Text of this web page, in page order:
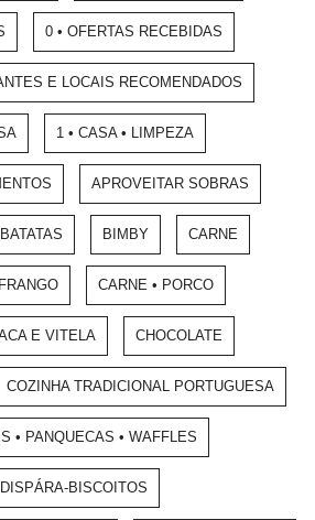
0 • OFERTAS RECEBIDAS
E LOCAIS RECOMENDADOS
1 • CASA • LIMPEZA
APROVEITAR SOBRAS
BATATAS BIMBY CARNE
CARNE • PORCO
E VITELA CHOCOLATE
COZINHA TRADICIONAL PORTUGUESA
• PANQUECAS • WAFFLES
DISPÁRA-BISCOITOS